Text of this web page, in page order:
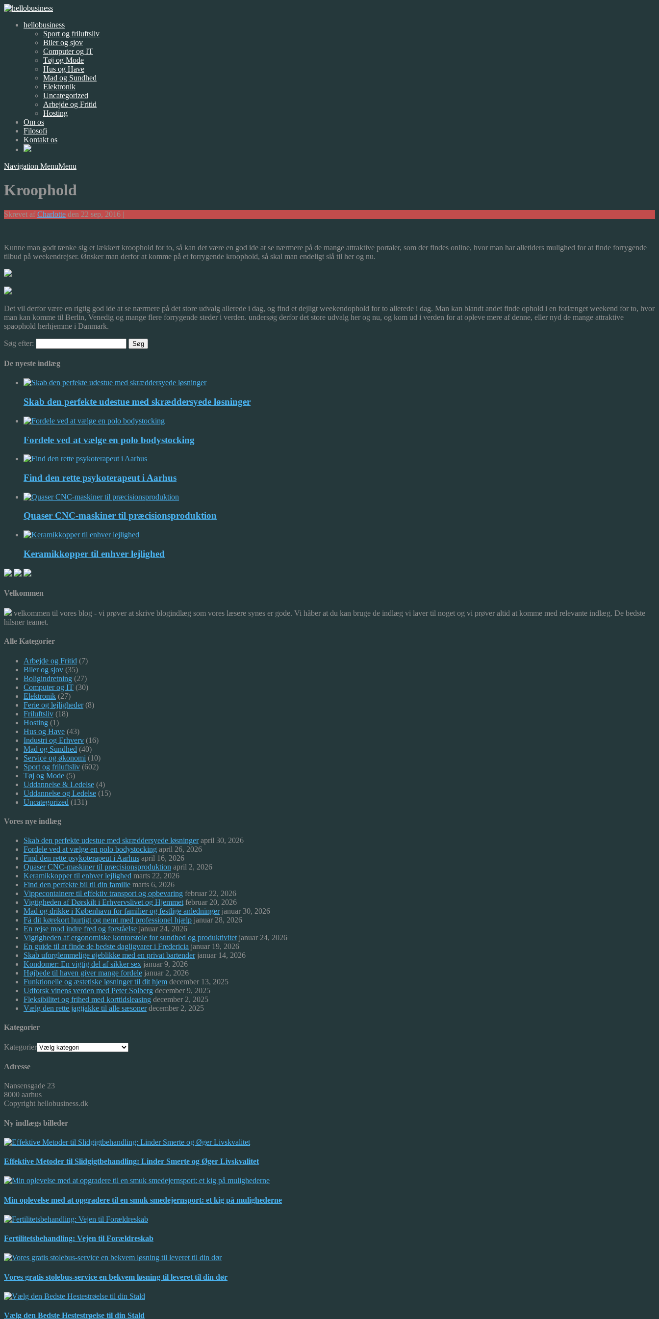
hellobusiness
Sport og friluftsliv
Biler og sjov
Computer og IT
Tøj og Mode
Hus og Have
Mad og Sundhed
Elektronik
Uncategorized
Arbejde og Fritid
Hosting
Om os
Filosofi
Kontakt os
Navigation MenuMenu
Kroophold
Skrevet af Charlotte den 22 sep, 2016 |
Kunne man godt tænke sig et lækkert kroophold for to, så kan det være en god ide at se nærmere på de mange attraktive portaler, som der findes online, hvor man har alletiders mulighed for at finde forrygende
tilbud på weekendrejser. Ønsker man derfor at komme på et forrygende kroophold, så skal man endeligt slå til her og nu.
Det vil derfor være en rigtig god ide at se nærmere på det store udvalg allerede i dag, og find et dejligt weekendophold for to allerede i dag. Man kan blandt andet finde ophold i en forlænget weekend for to, hvor
man kan komme til Berlin, Venedig og mange flere forrygende steder i verden. undersøg derfor det store udvalg her og nu, og kom ud i verden for at opleve mere af denne, eller nyd de mange attraktive
spaophold herhjemme i Danmark.
Søg efter:
De nyeste indlæg
Skab den perfekte udestue med skræddersyede løsninger
Fordele ved at vælge en polo bodystocking
Find den rette psykoterapeut i Aarhus
Quaser CNC-maskiner til præcisionsproduktion
Keramikkopper til enhver lejlighed
Velkommen
velkommen til vores blog - vi prøver at skrive blogindlæg som vores læsere synes er gode. Vi håber at du kan bruge de indlæg vi laver til noget og vi prøver altid at komme med relevante indlæg. De bedste
hilsner teamet.
Alle Kategorier
Arbejde og Fritid (7)
Biler og sjov (35)
Boligindretning (27)
Computer og IT (30)
Elektronik (27)
Ferie og lejligheder(8)
Friluftsliv (18)
Hosting (1)
Hus og Have (43)
Industri og Erhverv (16)
Mad og Sundhed (40)
Service og økonomi (10)
Sport og friluftsliv (602)
Tøj og Mode (5)
Uddannelse & Ledelse (4)
Uddannelse og Ledelse (15)
Uncategorized (131)
Vores nye indlæg
Skab den perfekte udestue med skræddersyede løsninger april 30, 2026
Fordele ved at vælge en polo bodystocking april 26, 2026
Find den rette psykoterapeut i Aarhus april 16, 2026
Quaser CNC-maskiner til præcisionsproduktion april 2, 2026
Keramikkopper til enhver lejlighed marts 22, 2026
Find den perfekte bil til din familie marts 6, 2026
Vippecontainere til effektiv transport og opbevaring februar 22, 2026
Vigtigheden af Dørskilt i Erhvervslivet og Hjemmet februar 20, 2026
Mad og drikke i København for familier og festlige anledninger januar 30, 2026
Få dit kørekort hurtigt og nemt med professionel hjælp januar 28, 2026
En rejse mod indre fred og forståelse januar 24, 2026
Vigtigheden af ergonomiske kontorstole for sundhed og produktivitet januar 24, 2026
En guide til at finde de bedste dagligvarer i Fredericia januar 19, 2026
Skab uforglemmelige øjeblikke med en privat bartender januar 14, 2026
Kondomer: En vigtig del af sikker sex januar 9, 2026
Højbede til haven giver mange fordele januar 2, 2026
Funktionelle og æstetiske løsninger til dit hjem december 13, 2025
Udforsk vinens verden med Peter Solberg december 9, 2025
Fleksibilitet og frihed med korttidsleasing december 2, 2025
Vælg den rette jagtjakke til alle sæsoner december 2, 2025
Kategorier
Kategorier
Adresse
Nansensgade 23
8000 aarhus
Copyright hellobusiness.dk
Ny indlægs billeder
Effektive Metoder til Slidgigtbehandling: Linder Smerte og Øger Livskvalitet
Min oplevelse med at opgradere til en smuk smedejernsport: et kig på mulighederne
Fertilitetsbehandling: Vejen til Forældreskab
Vores gratis stolebus-service en bekvem løsning til leveret til din dør
Vælg den Bedste Hestestrøelse til din Stald